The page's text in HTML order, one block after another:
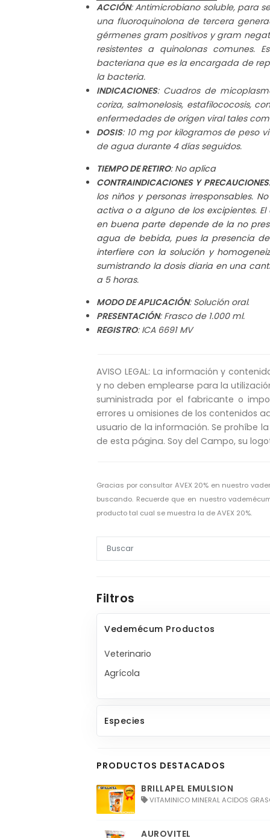
Filtros
Vedemécum Productos
Veterinario
Agrícola
Especies
PRODUCTOS DESTACADOS
BRILLAPEL EMULSION
VITAMINICO MINERAL ACIDOS
AUROVITEL
ACCIÓN: Antimicrobiano soluble, para
una fluoroquinolona de tercera
gérmenes gram positivos y gram
resistentes a quinolonas comunes.
bacteriana que es la encargada de
la bacteria.
INDICACIONES: Cuadros de
coriza, salmonelosis, estafilococosis,
enfermedades de origen viral tales
DOSIS: 10 mg por kilogramos de peso
de agua durante 4 días seguidos.
TIEMPO DE RETIRO: No aplica
CONTRAINDICACIONES Y
los niños y personas irresponsables.
activa o a alguno de los excipientes.
en buena parte depende de la no
agua de bebida, pues la presencia
interfiere con la solución y
sumistrando la dosis diaria en una
a 5 horas.
MODO DE APLICACIÓN: Solución oral.
PRESENTACIÓN: Frasco de 1.000 ml.
REGISTRO: ICA 6691 MV
AVISO LEGAL: La información y
y no deben emplearse para la
suministrada por el fabricante o
errores u omisiones de los contenidos
usuario de la información. Se prohíbe
de esta página. Soy del Campo, su
Gracias por consultar AVEX 20% en nuestro
buscando. Recuerde que en nuestro
producto tal cual se muestra la de AVEX 20%.